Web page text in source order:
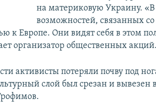
на материковую Украину.
возможностей, связанных со
к Европе. Они видят себя в этом
организатор общественных акций.
активисты потеряли почву под
слой был срезан и вывезен